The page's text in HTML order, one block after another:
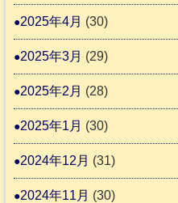
2025年4月 (30)
2025年3月 (29)
2025年2月 (28)
2025年1月 (30)
2024年12月 (31)
2024年11月 (30)